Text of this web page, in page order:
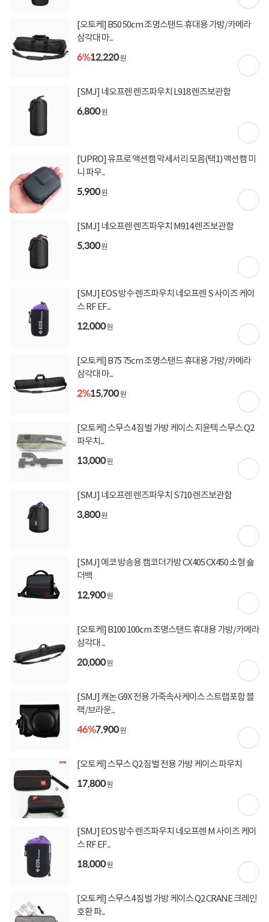
상담, 주문, 배송, 방문수령, A/S 정상 운영
주말 단 2일간 한정수량으로 열리는
특가PC 타임딜도 만나보세요
주말 특가PC 타임딜 바로가기
오늘 그만 보기
[오토케] B50 50cm 조명스탠드 휴대용 가방/카메라
삼각대 마...
6%12,220원
[SMJ] 네오프렌 렌즈파우치 L918 렌즈보관함
6,800원
[UPRO] 유프로 액션캠 악세서리 모음(택1) 액션캠 미
니 파우...
5,900원
[SMJ] 네오프렌 렌즈파우치 M914 렌즈보관함
5,300원
[SMJ] EOS 방수 렌즈파우치 네오프렌 S 사이즈 케이
스 RF EF...
12,000원
[오토케] B75 75cm 조명스탠드 휴대용 가방/카메라
삼각대 마...
2%15,700원
[오토케] 스무스4 짐벌 가방 케이스 지윤텍 스무스 Q2
파우치...
13,000원
[SMJ] 네오프렌 렌즈파우치 S710 렌즈보관함
3,800원
[SMJ] 에코 방송용 캠코더가방 CX405 CX450 소형 숄
더백
12,900원
[오토케] B100 100cm 조명스탠드 휴대용 가방/카메라
삼각대 ...
20,000원
[SMJ] 캐논 G9X 전용 가죽속사케이스 스트랩포함 블
랙/브라운...
46%7,900원
[오토케] 스무스 Q2 짐벌 전용 가방 케이스 파우치
17,800원
[SMJ] EOS 방수 렌즈파우치 네오프렌 M 사이즈 케이
스 RF EF...
18,000원
[오토케] 스무스4 짐벌 가방 케이스 Q2 CRANE 크레인
호환 파...
지금 후기쓰면 적립금 2배!
4,000원
할인혜택
[토스페이 X 계좌이체] 50,000원 즉시할인
(1,000,000원 이상 결제 시)
[토스페이 X 농협카드] 5% 즉시할인 (800,000원 이
상 결제 시)
[토스페이 X 현대카드] 5% 즉시할인 (800,000원 이
상 결제 시)
무이자 할부혜택
결제혜택
적립금
입고일
배송정보 업체직배송
배송비
2,500원 (1박스)
상세정보
상세정보를확대해서 볼 수 있습니다.
🔹이 달의결제